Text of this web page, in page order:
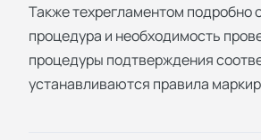
Также техрегламентом подробно
процедура и необходимость
процедуры подтверждения
устанавливаются правила